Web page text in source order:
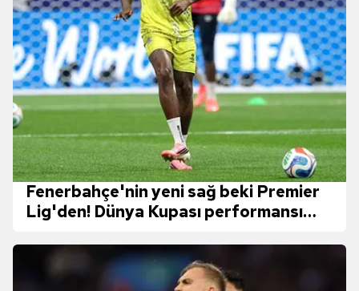
Fenerbahçe'nin yeni sağ beki Premier
Lig'den! Dünya Kupası performansı